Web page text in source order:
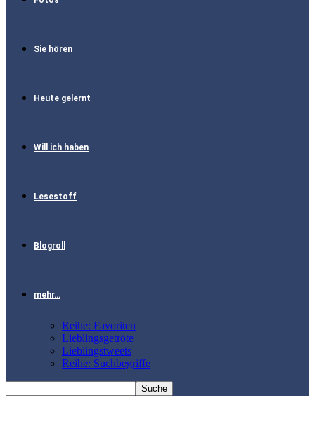
Sie hören
Heute gelernt
Will ich haben
Lesestoff
Blogroll
mehr…
Reihe: Favoriten
Lieblingsgetröte
Lieblingstweets
Reihe: Suchbegriffe